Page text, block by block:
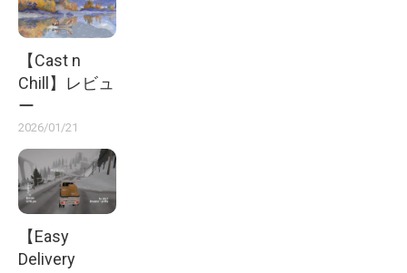
【Cast n
Chill】レビュ
ー
2026/01/21
【Easy
Delivery